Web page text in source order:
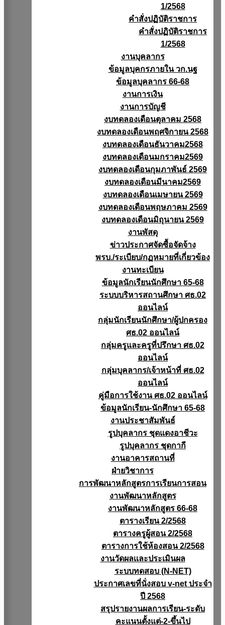
1/2568
คำสั่งปฏิบัติราชการ
คำสั่งปฏิบัติราชการ
1/2568
งานบุคลากร
ข้อมูลบุคกรภายใน วก.นฐ
ข้อมูลบุคลากร 66-68
งานการเงิน
งานการบัญชี
งบทดลองเดือนตุลาคม 2568
งบทดลองเดือนพฤศจิกายน 2568
งบทดลองเดือนธันวาคม2568
งบทดลองเดือนมกราคม2569
งบทดลองเดือนกุมภาพันธ์ 2569
งบทดลองเดือนมีนาคม2569
งบทดลองเดือนเมษายน 2569
งบทดลองเดือนพฤษภาคม 2569
งบทดลองเดือนมิถุนายน 2569
งานพัสดุ
ข่าวประกาศจัดซื้อจัดจ้าง
พรบ./ระเบียบ/กฏหมายที่เกี่ยวข้อง
งานทะเบียน
ข้อมูลนักเรียนนักศึกษา 65-68
ระบบบริหารสถานศึกษา ศธ.02
ออนไลน์
กลุ่มนักเรียนนักศึกษา/ผู้ปกครอง
ศธ.02 ออนไลน์
กลุ่มครูและครูที่ปรึกษา ศธ.02
ออนไลน์
กลุ่มบุคลากร/เจ้าหน้าที่ ศธ.02
ออนไลน์
คู่มือการใช้งาน ศธ.02 ออนไลน์
ข้อมูลนักเรียน-นักศึกษา 65-68
งานประชาสัมพันธ์
รูปบุคลากร ชุดแดงอาชีวะ
รูปบุคลากร ชุดกากี
งานอาคารสถานที่
ฝ่ายวิชาการ
การพัฒนาหลักสูตรการเรียนการสอน
งานพัฒนาหลักสูตร
งานพัฒนาหลักสูตร 66-68
ตารางเรียน 2/2568
ตารางครูผู้สอน 2/2568
ตารางการใช้ห้องสอน 2/2568
งานวัดผลเเละประเมินผล
ระบบทดสอบ (N-NET)
ประกาศเลขที่นั่งสอบ v-net ประจำ
ปี 2568
สรุปรายงานผลการเรียน-ระดับ
คะแนนตั้งแต่-2-ขึ้นไป